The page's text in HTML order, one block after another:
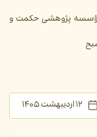
پژوهشی حکمت و
۱۲ اردیبهشت ۱۴۰۵